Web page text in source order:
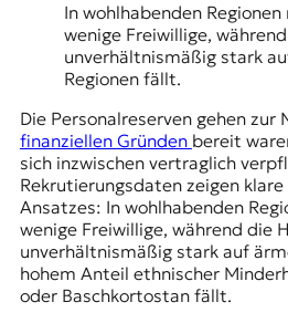
In wohlhabenden
wenige Freiwillige,
unverhältnismäßig stark
Regionen fällt.
Die Personalreserven gehen zur
finanziellen Gründen bereit
sich inzwischen vertraglich
Rekrutierungsdaten zeigen klare
Ansatzes: In wohlhabenden
wenige Freiwillige, während die
unverhältnismäßig stark auf
hohem Anteil ethnischer
oder Baschkortostan fällt.